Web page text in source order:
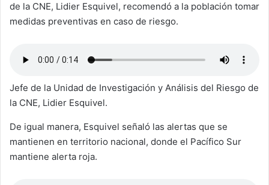
de la CNE, Lidier Esquivel, recomendó a la población tomar
medidas preventivas en caso de riesgo.
Jefe de la Unidad de Investigación y Análisis del Riesgo de
la CNE, Lidier Esquivel.
De igual manera, Esquivel señaló las alertas que se
mantienen en territorio nacional, donde el Pacífico Sur
mantiene alerta roja.